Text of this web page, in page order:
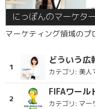
にっぽんのマーケタ
マーケティング領域の
どういう広
カテゴリ: 美人
FIFAワール
カテゴリ: マー